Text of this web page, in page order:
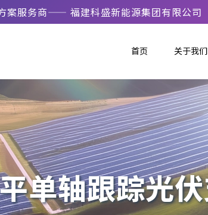
案服务商—— 福建科盛新能源集团有限公司
首页 关于我们
单轴跟踪光